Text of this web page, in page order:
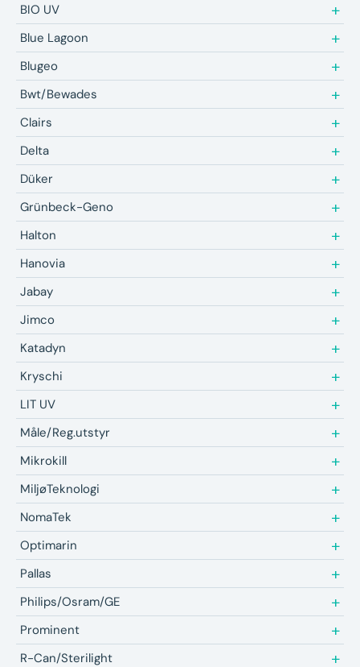
BIO UV
Blue Lagoon
Blugeo
Bwt/Bewades
Clairs
Delta
Düker
Grünbeck-Geno
Halton
Hanovia
Jabay
Jimco
Katadyn
Kryschi
LIT UV
Måle/Reg.utstyr
Mikrokill
MiljøTeknologi
NomaTek
Optimarin
Pallas
Philips/Osram/GE
Prominent
R-Can/Sterilight